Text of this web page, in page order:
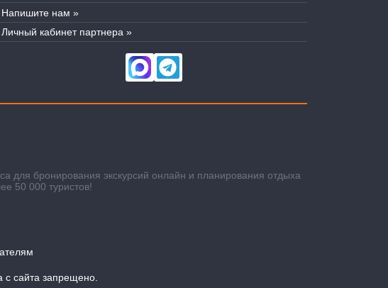
Напишите нам »
Личный кабинет партнера »
для бронирования экскурсий онлайн и планирования отдыха
50 000 туристов!
с сайта запрещено.